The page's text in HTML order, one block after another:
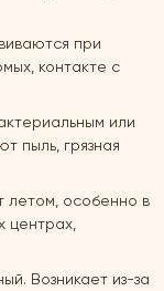
при
контакте с
или
пыль, грязная
летом, особенно в
центрах,
Возникает из-за